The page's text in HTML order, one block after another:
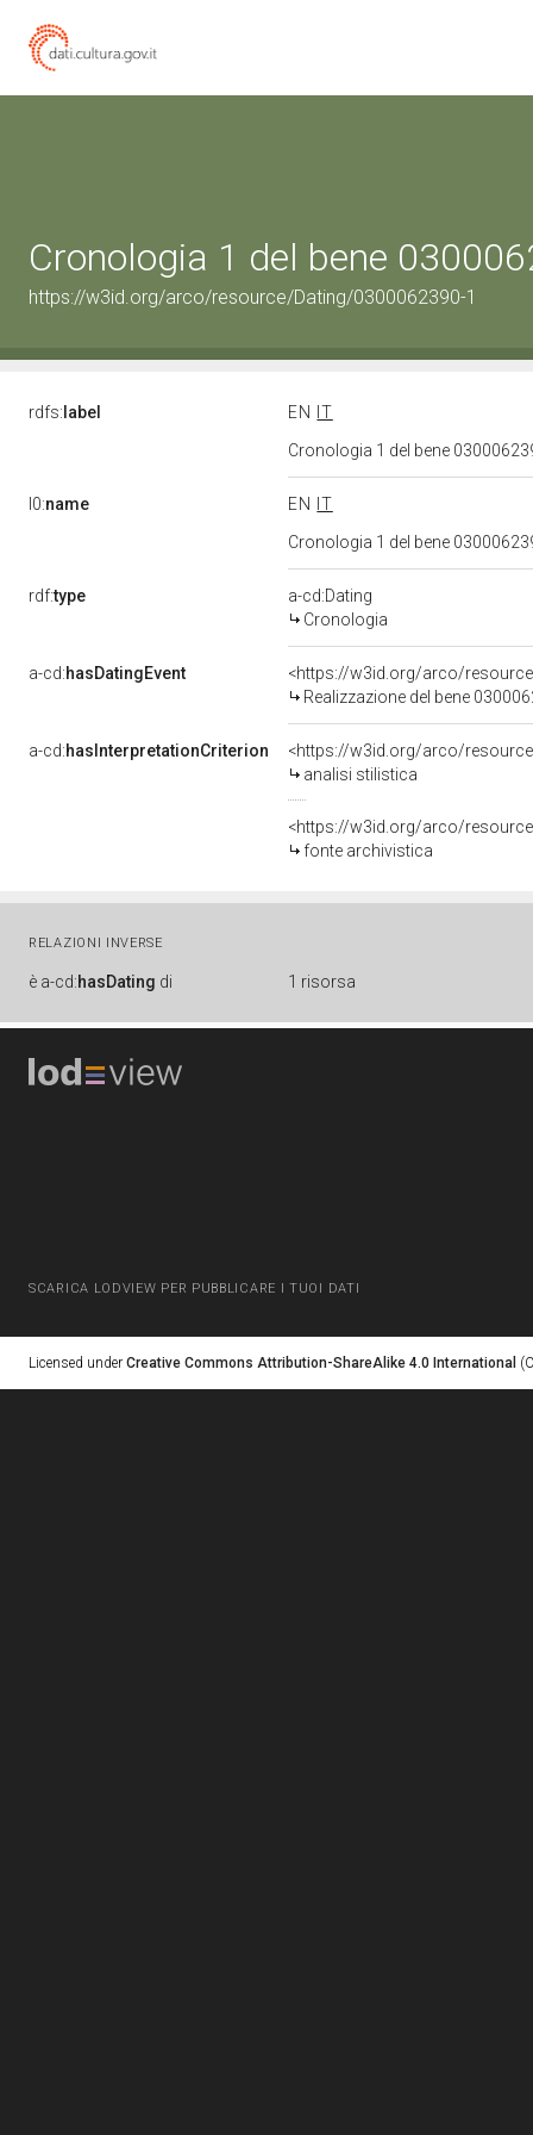
Cronologia 1 del bene
https://w3id.org/arco/resource/Dating/0300062390-1
rdfs: label EN
IT
Cronologia 1 del bene
l0:name EN
IT
Cronologia 1 del bene
rdf:type
a-cd:Dating
Cronologia
a-cd:hasDatingEvent
<https://w3id.org/arco/
Realizzazione del bene
a-cd:hasInterpretationCriterion
<https://w3id.org/arco/
analisi stilistica
<https://w3id.org/arco/
fonte archivistica
RELAZIONI INVERSE
è a-cd:hasDating di 1 risorsa
SCARICA LODVIEW PER PUBBLICARE I TUOI DATI
Licensed under Creative Commons Attribution-ShareAlike 4.0 International